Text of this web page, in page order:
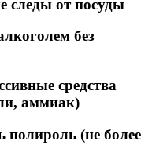
следы от посуды
без
средства
аммиак)
полироль (не более